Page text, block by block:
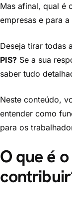
Mas afinal, qual é
empresas e para
Deseja tirar todas
PIS? Se a sua
saber tudo
Neste conteúdo,
entender como
para os
O que é